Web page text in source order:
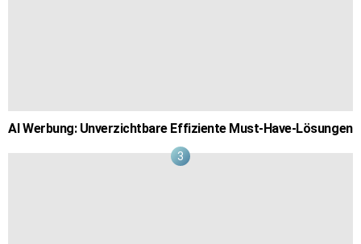
AI Werbung: Unverzichtbare Effiziente Must-Have-Lösungen